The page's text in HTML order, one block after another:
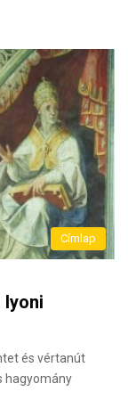
Címlap
lyoni
és vértanút
hagyomány